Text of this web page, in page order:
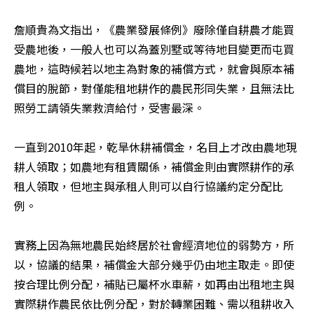
詹順貴為文指出，《農業發展條例》廢除僅自耕農才能買
受農地後，一般人也可以為蓋別墅或等待地目變更而屯買
農地，這時候若以地主為對象的補償方式，就會與原本補
償目的脫節，對僅能租地耕作的農民形同失業，且無法比
照勞工請領失業救濟給付，受害最深。
一直到2010年起，乾旱休耕補償金，名目上才改由農地現
耕人領取；如農地有租賃關係，補償金則由實際耕作的承
租人領取，但地主與承租人則可以自行協議約定分配比
例。
實務上因為無地農民始終居於社會經濟地位的弱勢方，所
以，協議的結果，補償金大部分幾乎仍由地主取走。即使
按合理比例分配，補貼已屬杯水車薪，如再由出租地主與
實際耕作農民依比例分配，對於轉業困難、需以租耕收入